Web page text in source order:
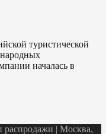
туристической
началась в
| Москва,